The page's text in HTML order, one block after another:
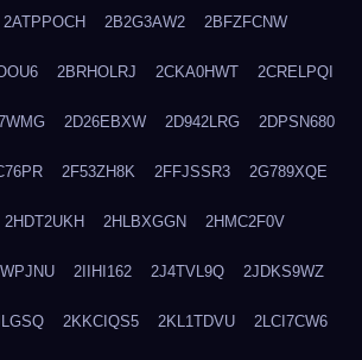
2ATPPOCH 2B2G3AW2 2BFZFCNW
2BRHOLRJ 2CKA0HWT 2CRELPQI
2D26EBXW 2D942LRG 2DPSN680
2F53ZH8K 2FFJSSR3 2G789XQE
2HDT2UKH 2HLBXGGN 2HMC2F0V
2IIHI162 2J4TVL9Q 2JDKS9WZ
2KKCIQS5 2KL1TDVU 2LCI7CW6